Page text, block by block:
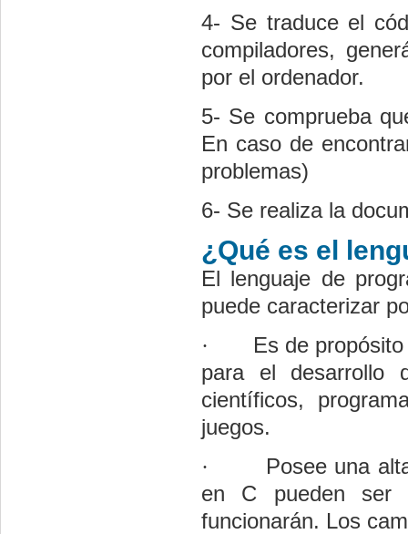
4- Se traduce el
compiladores,
por el ordenador.
5- Se comprueba
En caso de
problemas)
6- Se realiza la
¿Qué es el
El lenguaje de
puede caracterizar
·
Es de
para el desarrollo
científicos,
juegos.
·
Posee una
en C pueden ser
funcionarán. Los